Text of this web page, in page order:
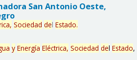
San Antonio Oeste,
Sociedad del Estado.
y Energía Eléctrica, Sociedad del Estado,